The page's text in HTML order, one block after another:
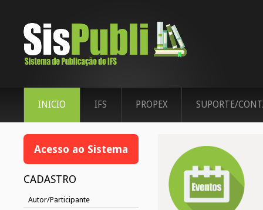
INICIO IFS PROPEX SUPORTE/
Acesso ao Sistema
CADASTRO
Autor/Participante